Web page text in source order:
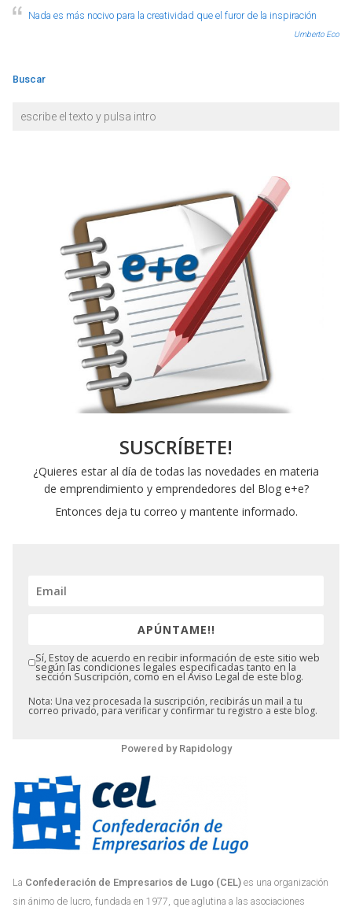
Nada es más nocivo para la creatividad que el furor de la inspiración
Umberto Eco
Buscar
SUSCRÍBETE!
¿Quieres estar al día de todas las novedades en materia
de emprendimiento y emprendedores del Blog e+e?
Entonces deja tu correo y mantente informado.
APÚNTAME!!
Sí, Estoy de acuerdo en recibir información de este sitio web
según las condiciones legales especificadas tanto en la
sección Suscripción, como en el Aviso Legal de este blog.
Nota: Una vez procesada la suscripción, recibirás un mail a tu
correo privado, para verificar y confirmar tu registro a este blog.
Powered by Rapidology
La Confederación de Empresarios de Lugo (CEL) es una organización
sin ánimo de lucro, fundada en 1977, que aglutina a las asociaciones